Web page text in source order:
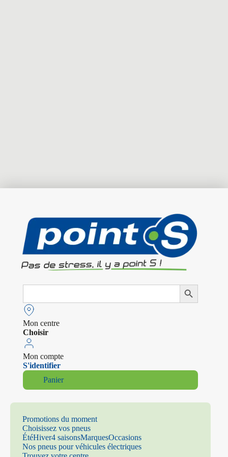
Search
Search Button
Mon centre
Choisir
Mon compte
S'identifier
Panier
Promotions du moment
Choisissez vos pneus
ÉtéHiver4 saisonsMarquesOccasions
Nos pneus pour véhicules électriques